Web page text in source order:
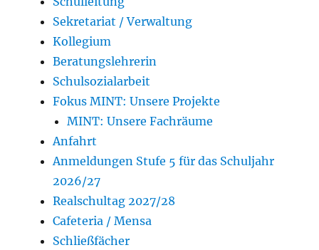
Sekretariat / Verwaltung
Kollegium
Beratungslehrerin
Schulsozialarbeit
Fokus MINT: Unsere Projekte
MINT: Unsere Fachräume
Anfahrt
Anmeldungen Stufe 5 für das Schuljahr
2026/27
Realschultag 2027/28
Cafeteria / Mensa
Schließfächer